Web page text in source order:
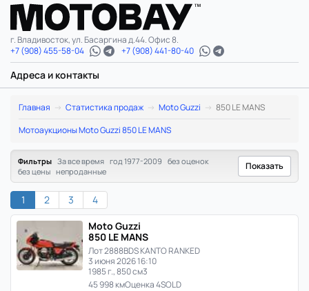
г. Владивосток, ул. Басаргина д.44. Офис 8.
+7 (908) 455-58-04
+7 (908) 441-80-40
Адреса и контакты
Moto
Guzzi
850
LE
MANS:
статистика
цен
Главная Статистика продаж Moto Guzzi
850 LE MANS
Мотоаукционы Moto Guzzi 850 LE MANS
Фильтры За все время год 1977-2009 без оценок
без цены непроданные Показать
1 2 3
4
Moto Guzzi
850 LE MANS
Лот 2888BDS KANTO RANKED
3 июня 2026 16:10
1985 г., 850 см3
45 998 кмОценка 4SOLD